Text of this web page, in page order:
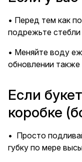
• Перед тем как
подрежьте стебли
• Меняйте воду
обновлении также
Если
коробке
• Просто
губку по мере